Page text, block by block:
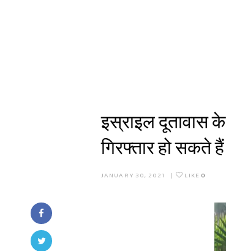
इस्राइल दूतावास
गिरफ्तार हो सकते
JANUARY 30, 2021 | LIKE 0